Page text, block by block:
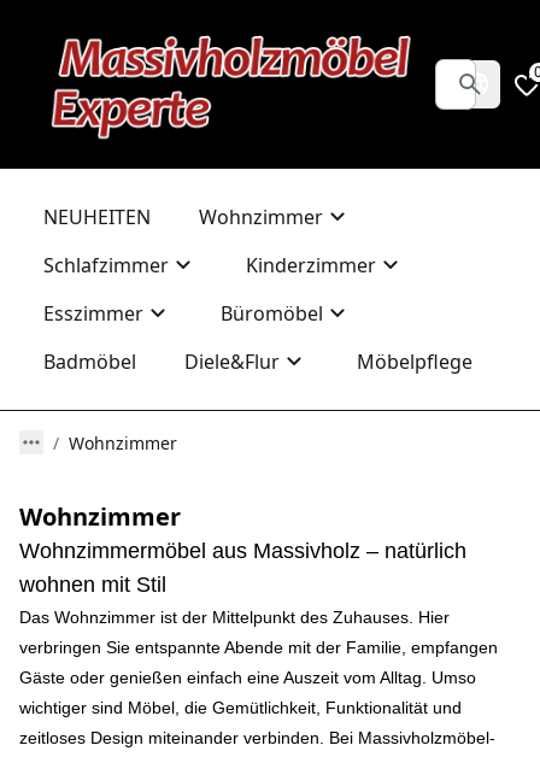
NEUHEITEN
Wohnzimmer
Schlafzimmer
Kinderzimmer
Esszimmer
Büromöbel
Badmöbel
Diele&Flur Möbelpflege
Wohnzimmer
Wohnzimmer
Wohnzimmermöbel aus Massivholz – natürlich
wohnen mit Stil
Das Wohnzimmer ist der Mittelpunkt des Zuhauses. Hier
verbringen Sie entspannte Abende mit der Familie, empfangen
Gäste oder genießen einfach eine Auszeit vom Alltag. Umso
wichtiger sind Möbel, die Gemütlichkeit, Funktionalität und
zeitloses Design miteinander verbinden. Bei Massivholzmöbel-